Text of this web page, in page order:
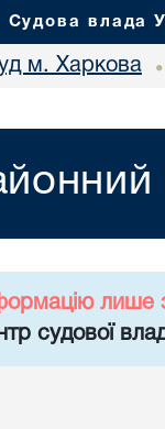
Судова влада
м. Харкова •
лише
судової